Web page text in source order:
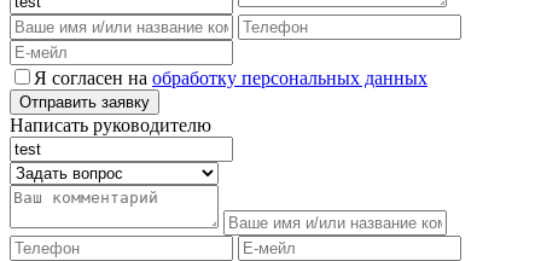
Я согласен на обработку персональных данных
Написать руководителю